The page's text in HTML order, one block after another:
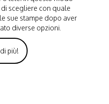
scegliere con quale
sue stampe dopo aver
diverse opzioni.
più!